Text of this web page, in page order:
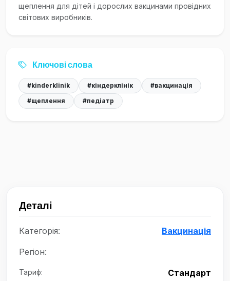
щеплення для дітей і дорослих вакцинами провідних
світових виробників.
Ключові слова
#kinderklinik #кіндерклінік
#вакцинація
#щеплення
#педіатр
Деталі
Категорія: Вакцинація
Регіон:
Тариф: Стандарт